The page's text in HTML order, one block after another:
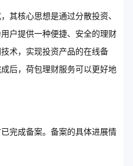
其核心思想是通过分散投资、
户提供一种便捷、安全的理财
术，实现投资产品的在线备
后，荷包理财服务可以更好地
完成备案。备案的具体进展情